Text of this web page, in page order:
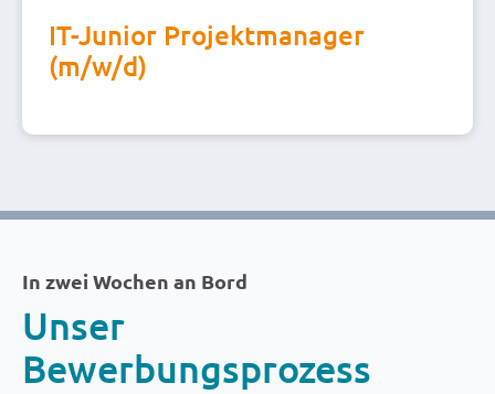
IT-Junior Projektmanager
(m/w/d)
In zwei Wochen an Bord
Unser
Bewerbungsprozess